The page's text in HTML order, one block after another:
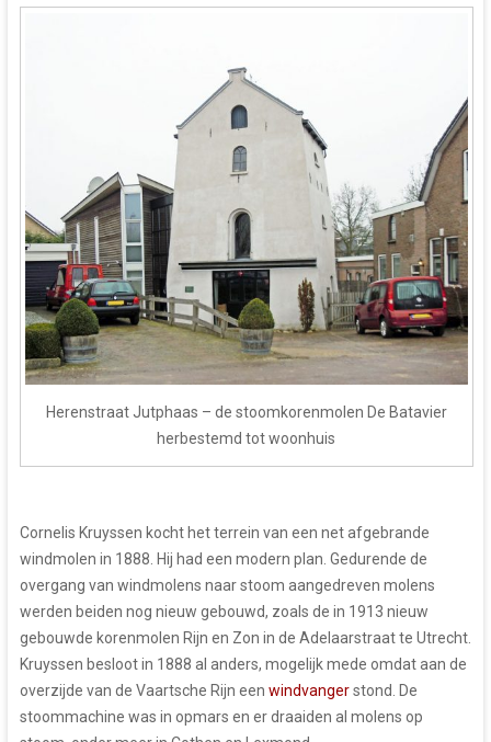
Herenstraat Jutphaas – de stoomkorenmolen De Batavier
herbestemd tot woonhuis
Cornelis Kruyssen kocht het terrein van een net afgebrande
windmolen in 1888. Hij had een modern plan. Gedurende de
overgang van windmolens naar stoom aangedreven molens
werden beiden nog nieuw gebouwd, zoals de in 1913 nieuw
gebouwde korenmolen Rijn en Zon in de Adelaarstraat te Utrecht.
Kruyssen besloot in 1888 al anders, mogelijk mede omdat aan de
overzijde van de Vaartsche Rijn een windvangerstond. De
stoommachine was in opmars en er draaiden al molens op